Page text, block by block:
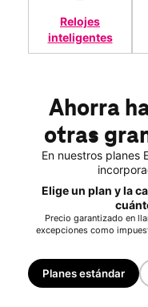
Relojes
inteligentes